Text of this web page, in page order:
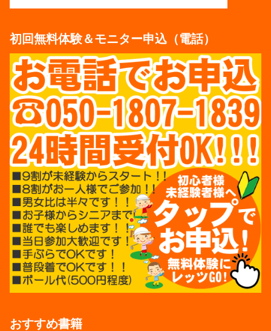
初回無料体験＆モニター申込（電話）
おすすめ書籍